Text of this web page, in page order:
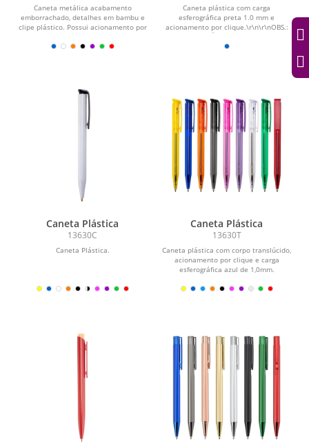
Caneta metálica acabamento
emborrachado, detalhes em bambu e
clipe plástico. Possui acionamento por
Caneta plástica com carga
esferográfica preta 1.0 mm e
acionamento por clique.\r\n\r\nOBS.:
Caneta Plástica
13630C
Caneta Plástica.
Caneta Plástica
13630T
Caneta plástica com corpo translúcido,
acionamento por clique e carga
esferográfica azul de 1,0mm.